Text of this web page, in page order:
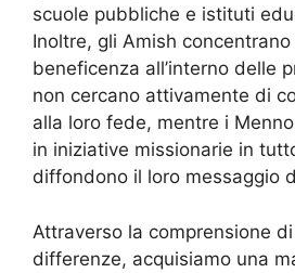
scuole pubbliche e istituti
Inoltre, gli Amish
beneficenza all’interno delle
non cercano attivamente di
alla loro fede, mentre i
in iniziative missionarie in
diffondono il loro messaggio
Attraverso la comprensione
differenze, acquisiamo una